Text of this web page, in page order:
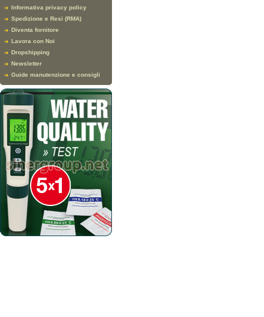
Informativa privacy policy
Spedizione e Resi (RMA)
Diventa fornitore
Lavora con Noi
Dropshipping
Newsletter
Guide manutenzione e consigli